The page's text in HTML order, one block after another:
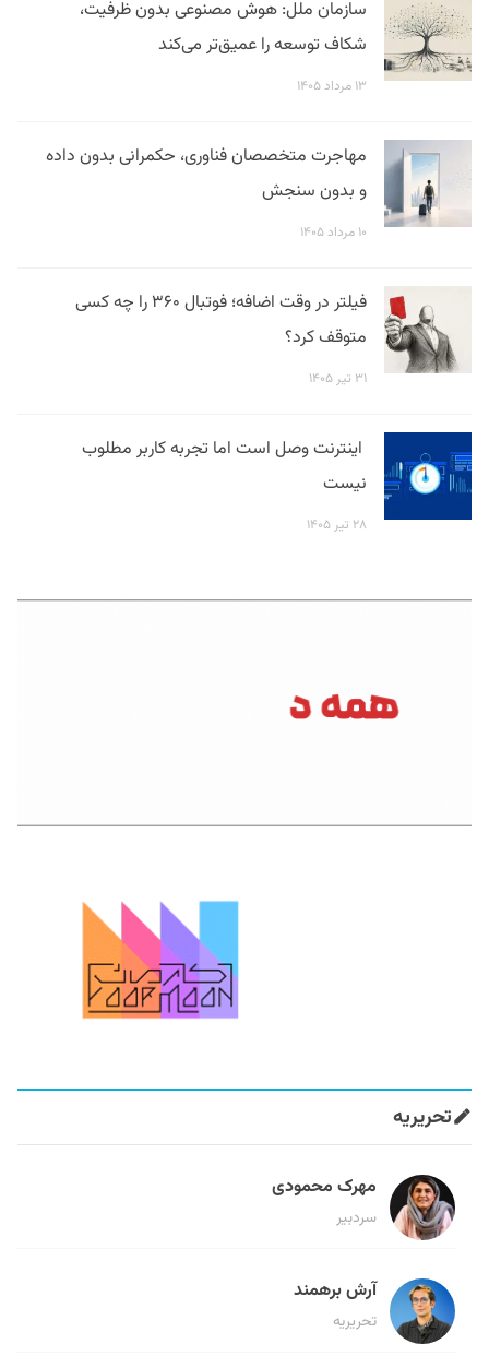
سازمان ملل: هوش مصنوعی بدون ظرفیت،
شکاف توسعه را عمیق‌تر می‌کند
۱۳ مرداد ۱۴۰۵
مهاجرت متخصصان فناوری، حکمرانی بدون داده
و بدون سنجش
۱۰ مرداد ۱۴۰۵
فیلتر در وقت اضافه؛ فوتبال ۳۶۰ را چه کسی
متوقف کرد؟
۳۱ تیر ۱۴۰۵
اینترنت وصل است اما تجربه کاربر مطلوب
نیست
۲۸ تیر ۱۴۰۵
تحریریه
مهرک محمودی
سردبیر
آرش برهمند
تحریریه